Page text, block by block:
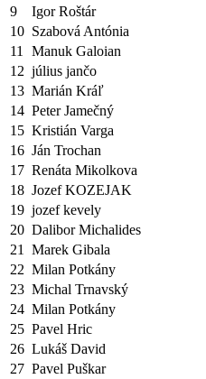
9
Igor Roštár
10 Szabová Antónia
11
Manuk Galoian
12 július jančo
13 Marián Kráľ
14 Peter Jamečný
15 Kristián Varga
16 Ján Trochan
17 Renáta Mikolkova
18 Jozef KOZEJAK
19 jozef kevely
20 Dalibor Michalides
21
Marek Gibala
22 Milan Potkány
23 Michal Trnavský
24 Milan Potkány
25 Pavel Hric
26 Lukáš David
27 Pavel Puškar